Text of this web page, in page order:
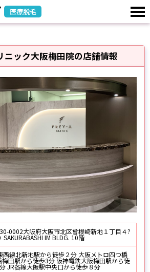
医療脱毛
ニック大阪梅田院の店舗情報
0002大阪府大阪市北区曾根崎新地１丁目４?
SAKURABASHI IM BLDG. 10階
西線北新地駅から徒歩２分 大阪メトロ四つ橋
梅田駅から徒歩3分 阪神電鉄大阪梅田駅から徒
JR各線大阪駅中央口から徒歩８分